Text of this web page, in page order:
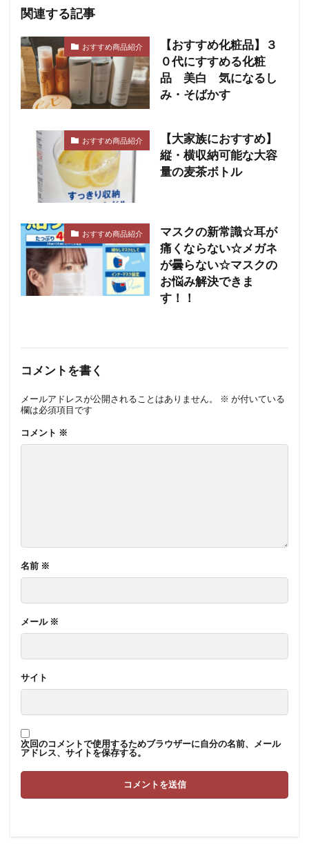
関連する記事
おすすめ商品紹介
【おすすめ化粧品】３
０代にすすめる化粧
品 美白 気になるし
み・そばかす
おすすめ商品紹介
【大家族におすすめ】
縦・横収納可能な大容
量の麦茶ボトル
おすすめ商品紹介
マスクの新常識☆耳が
痛くならない☆メガネ
が曇らない☆マスクの
お悩み解決できま
す！！
コメントを書く
メールアドレスが公開されることはありません。 ※ が付いている
欄は必須項目です
コメント ※
名前 ※
メール ※
サイト
次回のコメントで使用するためブラウザーに自分の名前、メール
アドレス、サイトを保存する。